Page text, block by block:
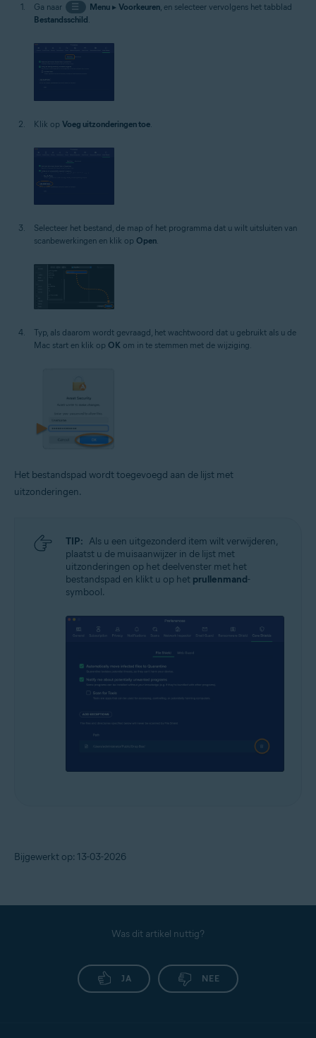
Ga naar ☰ Menu▸ Voorkeuren, en selecteer vervolgens het tabblad
Bestandsschild.
Klik op Voeg uitzonderingen toe
Selecteer het bestand, de map of het programma dat u wilt uitsluiten van
scanbewerkingen en klik op Open.
Typ, als daarom wordt gevraagd, het wachtwoord dat u gebruikt als u de
Mac start en klik op OK om in te stemmen met de wijziging.
Het bestandspad wordt toegevoegd aan de lijst met
uitzonderingen.
TIP: Als u een uitgezonderd item wilt verwijderen,
plaatst u de muisaanwijzer in de lijst met
uitzonderingen op het deelvenster met het
bestandspad en klikt u op het prullenmand-
symbool.
Bijgewerkt op: 13-03-2026
Was dit artikel nuttig?
JA NEE